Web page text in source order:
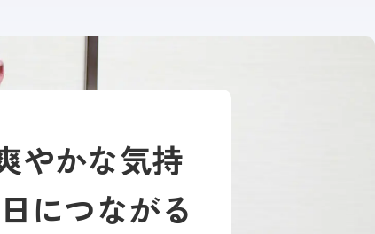
やかな気持
につながる